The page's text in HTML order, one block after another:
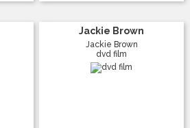
Jackie Brown
Jackie Brown
dvd film